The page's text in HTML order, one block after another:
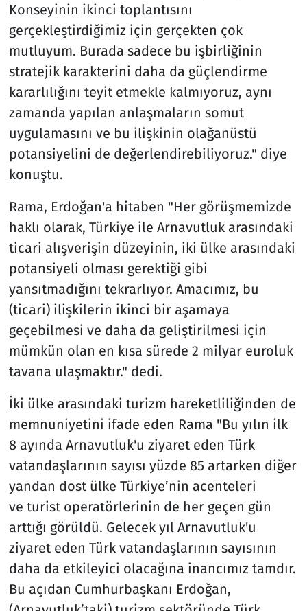
Konseyinin ikinci toplantısını
gerçekleştirdiğimiz için gerçekten çok
mutluyum. Burada sadece bu işbirliğinin
stratejik karakterini daha da güçlendirme
kararlılığını teyit etmekle kalmıyoruz, aynı
zamanda yapılan anlaşmaların somut
uygulamasını ve bu ilişkinin olağanüstü
potansiyelini de değerlendirebiliyoruz." diye
konuştu.
Rama, Erdoğan'a hitaben "Her görüşmemizde
haklı olarak, Türkiye ile Arnavutluk arasındaki
ticari alışverişin düzeyinin, iki ülke arasındaki
potansiyeli olması gerektiği gibi
yansıtmadığını tekrarlıyor. Amacımız, bu
(ticari) ilişkilerin ikinci bir aşamaya
geçebilmesi ve daha da geliştirilmesi için
mümkün olan en kısa sürede 2 milyar euroluk
tavana ulaşmaktır." dedi.
İki ülke arasındaki turizm hareketliliğinden de
memnuniyetini ifade eden Rama "Bu yılın ilk
8 ayında Arnavutluk'u ziyaret eden Türk
vatandaşlarının sayısı yüzde 85 artarken diğer
yandan dost ülke Türkiye’nin acenteleri
ve turist operatörlerinin de her geçen gün
arttığı görüldü. Gelecek yıl Arnavutluk'u
ziyaret eden Türk vatandaşlarının sayısının
daha da etkileyici olacağına inancımız tamdır.
Bu açıdan Cumhurbaşkanı Erdoğan,